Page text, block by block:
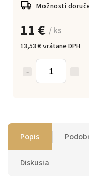
11 € / ks
13,53 € vrátane DPH
Možnosti
Popis
Diskusia